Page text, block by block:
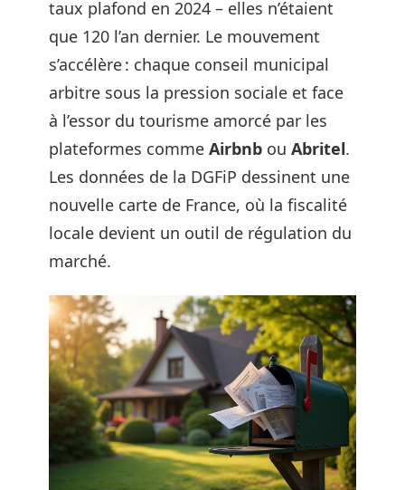
taux plafond en 2024 – elles n’étaient
que 120 l’an dernier. Le mouvement
s’accélère : chaque conseil municipal
arbitre sous la pression sociale et face
à l’essor du tourisme amorcé par les
plateformes comme Airbnb ou Abritel.
Les données de la DGFiP dessinent une
nouvelle carte de France, où la fiscalité
locale devient un outil de régulation du
marché.